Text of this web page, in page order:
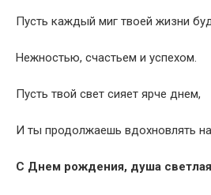
Пусть каждый миг твоей жизни
Нежностью, счастьем и успехом.
Пусть твой свет сияет ярче днем,
И ты продолжаешь вдохновлять
С Днем рождения, душа светлая